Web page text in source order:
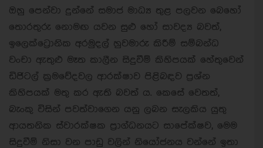
ඔහු පෙන්වා දුන්නේ සමාජ මාධ්‍ය තුළ පලවන බෙහෝ
තොරතුරු නොමඟ යවන සුළු හෝ සාවද්‍ය බවත්,
ඉලෙක්ට්‍රොනික අරමුදල් හුවමාරු කිරීම් සම්බන්ධ
වංචා ඇතුළු මෑත කාලීන සිදුවීම් කිහිපයක් හේතුවෙන්
ඩිජිටල් ක්‍රමවේදවල ආරක්ෂාව පිළිබඳව ප්‍රශ්න
කිහිපයක් මතු කර ඇති බවත් ය. කෙසේ වෙතත්,
බැංකු විසින් පවත්වාගෙන යනු ලබන සැලකිය යුතු
ආයතනික ස්වාරක්ෂක ප්‍රාග්ධනයට සාපේක්ෂව, මෙම
සිදුවීම් නිසා වන පාඩු වලින් නියෝජනය වන්නේ ඉතා